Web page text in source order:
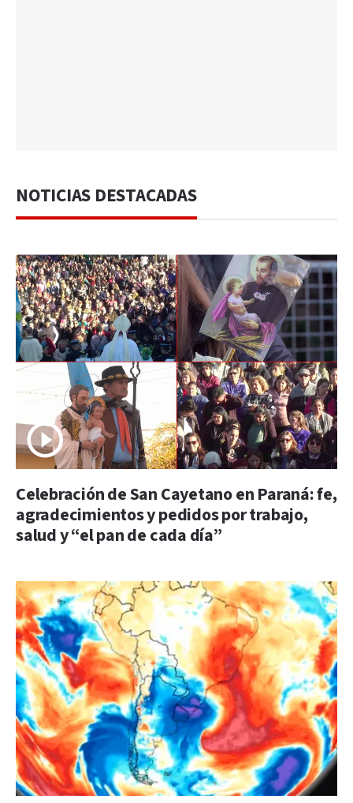
NOTICIAS DESTACADAS
Celebración de San Cayetano en Paraná: fe,
agradecimientos y pedidos por trabajo,
salud y “el pan de cada día”